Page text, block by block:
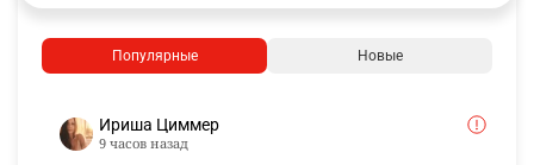
Популярные Новые
Ириша Циммер
9 часов назад